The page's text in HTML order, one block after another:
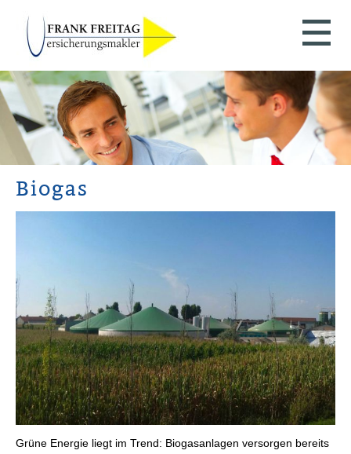
Biogas
Grüne Energie liegt im Trend: Biogasanlagen versorgen bereits